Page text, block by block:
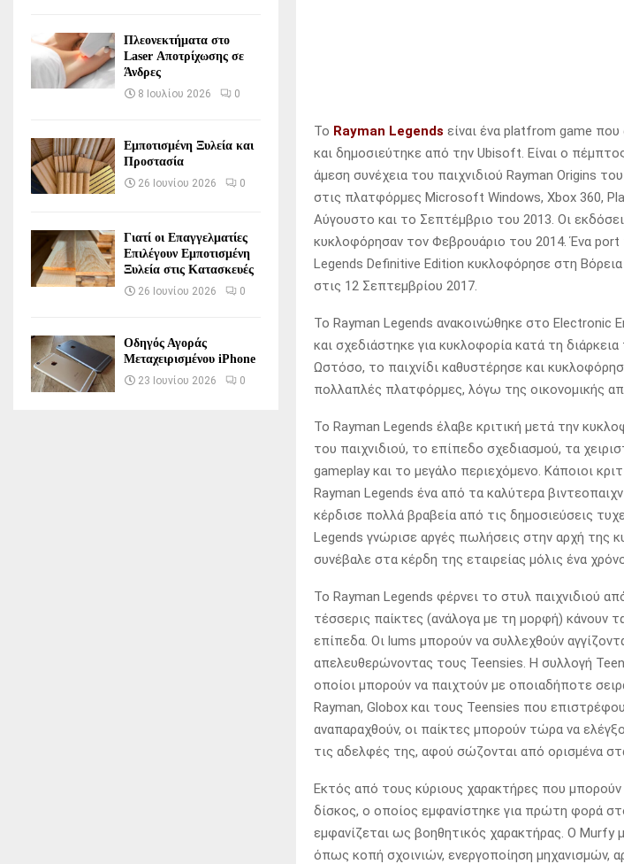
To Rayman Legends είναι ένα platfrom game
και δημοσιεύτηκε από την Ubisoft. Είναι ο
άμεση συνέχεια του παιχνιδιού Rayman Origins
στις πλατφόρμες Microsoft Windows, Xbox 360,
Αύγουστο και το Σεπτέμβριο του 2013. Οι
κυκλοφόρησαν τον Φεβρουάριο του 2014. Ένα
Legends Definitive Edition κυκλοφόρησε στη
στις 12 Σεπτεμβρίου 2017.
Το Rayman Legends ανακοινώθηκε στο Electronic
και σχεδιάστηκε για κυκλοφορία κατά τη
Ωστόσο, το παιχνίδι καθυστέρησε και
πολλαπλές πλατφόρμες, λόγω της οικονομικής
Το Rayman Legends έλαβε κριτική μετά την
του παιχνιδιού, το επίπεδο σχεδιασμού, τα
gameplay και το μεγάλο περιεχόμενο. Κάποιοι
Rayman Legends ένα από τα καλύτερα
κέρδισε πολλά βραβεία από τις δημοσιεύσεις
Legends γνώρισε αργές πωλήσεις στην αρχή της
συνέβαλε στα κέρδη της εταιρείας μόλις ένα
Το Rayman Legends φέρνει το στυλ παιχνιδιού
τέσσερις παίκτες (ανάλογα με τη μορφή) κάνουν
επίπεδα. Οι lums μπορούν να συλλεχθούν
απελευθερώνοντας τους Teensies. Η συλλογή
οποίοι μπορούν να παιχτούν με οποιαδήποτε
Rayman, Globox και τους Teensies που
αναπαραχθούν, οι παίκτες μπορούν τώρα να
τις αδελφές της, αφού σώζονται από ορισμένα
Εκτός από τους κύριους χαρακτήρες που
δίσκος, ο οποίος εμφανίστηκε για πρώτη φορά
εμφανίζεται ως βοηθητικός χαρακτήρας. Ο Murfy
όπως κοπή σχοινιών, ενεργοποίηση μηχανισμών,
Πλεονεκτήματα στο
Laser Αποτρίχωσης σε
Άνδρες
8 Ιουλίου 2026 0
Εμποτισμένη Ξυλεία και
Προστασία
26 Ιουνίου 2026 0
Γιατί οι Επαγγελματίες
Επιλέγουν Εμποτισμένη
Ξυλεία στις Κατασκευές
26 Ιουνίου 2026 0
Οδηγός Αγοράς
Μεταχειρισμένου iPhone
23 Ιουνίου 2026 0